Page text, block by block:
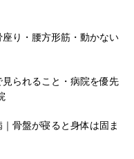
り・腰方形筋・動かない
られること・病院を優先
骨盤が寝ると身体は固ま